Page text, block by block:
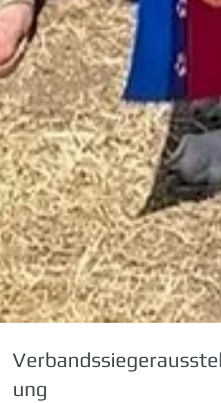
Verbandssiegerausstell